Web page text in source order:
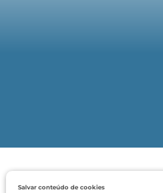
Salvar conteúdo de cookies